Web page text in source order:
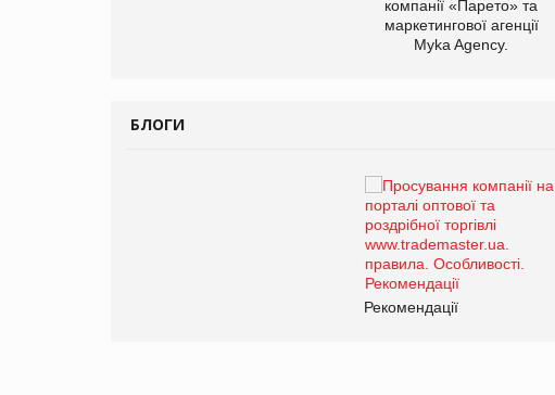
компанії «Парето» та
маркетингової агенції
Myka Agency.
БЛОГИ
Рекомендації